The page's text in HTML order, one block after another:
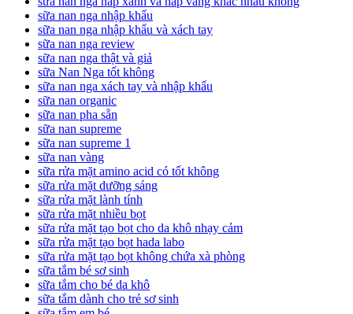
sữa nan nga nhập khẩu
sữa nan nga nhập khẩu và xách tay
sữa nan nga review
sữa nan nga thật và giả
sữa Nan Nga tốt không
sữa nan nga xách tay và nhập khẩu
sữa nan organic
sữa nan pha sẵn
sữa nan supreme
sữa nan supreme 1
sữa nan vàng
sữa rửa mặt amino acid có tốt không
sữa rửa mặt dưỡng sáng
sữa rửa mặt lành tính
sữa rửa mặt nhiều bọt
sữa rửa mặt tạo bọt cho da khô nhạy cảm
sữa rửa mặt tạo bọt hada labo
sữa rửa mặt tạo bọt không chứa xà phòng
sữa tắm bé sơ sinh
sữa tắm cho bé da khô
sữa tắm dành cho trẻ sơ sinh